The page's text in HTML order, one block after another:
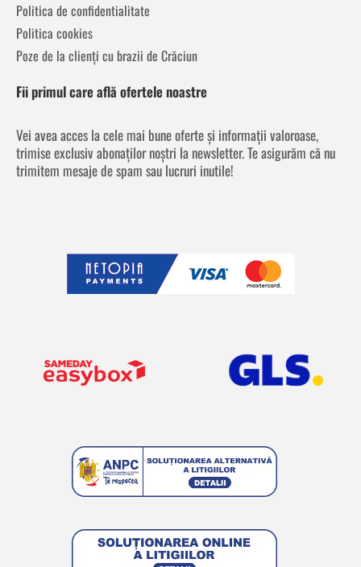
Politica de confidentialitate
Politica cookies
Poze de la clienți cu brazii de Crăciun
Fii primul care află ofertele noastre
Vei avea acces la cele mai bune oferte și informații valoroase,
trimise exclusiv abonaților noștri la newsletter. Te asigurăm că nu
trimitem mesaje de spam sau lucruri inutile!